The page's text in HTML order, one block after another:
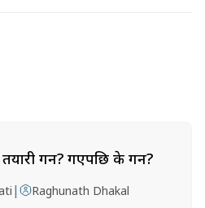
गर्ने? गएपछि के गर्ने?
| Raghunath Dhakal